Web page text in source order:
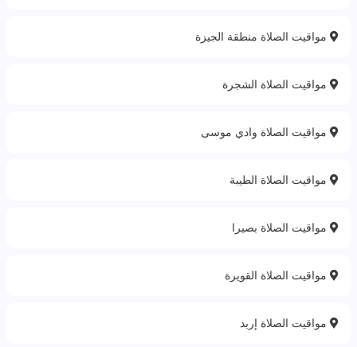
مواقيت الصلاة منطقة الجيزة
مواقيت الصلاة الشجرة
مواقيت الصلاة وادي موسى
مواقيت الصلاة الطيبة
مواقيت الصلاة بصيرا
مواقيت الصلاة القويرة
مواقيت الصلاة إربد